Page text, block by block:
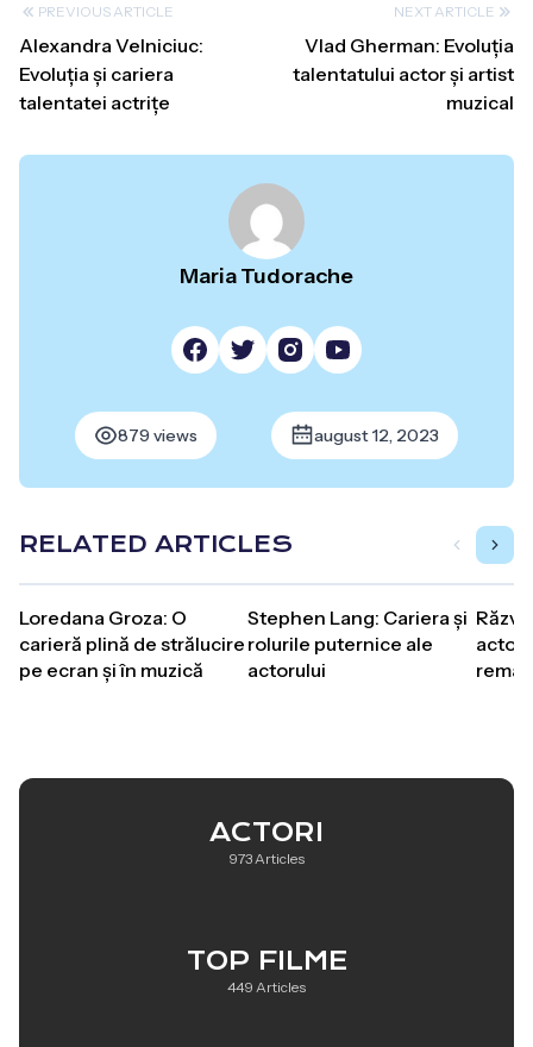
PREVIOUS ARTICLE
Alexandra Velniciuc:
Evoluția și cariera
talentatei actrițe
NEXT ARTICLE
Vlad Gherman: Evoluția
talentatului actor și artist
muzical
Maria Tudorache
879 views august 12, 2023
RELATED ARTICLES
Loredana Groza: O
carieră plină de strălucire
pe ecran și în muzică
Stephen Lang: Cariera și
rolurile puternice ale
actorului
ACTORI
973 Articles
TOP FILME
449 Articles